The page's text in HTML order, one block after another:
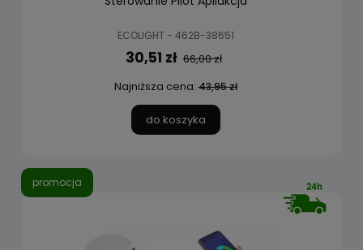
ECOLIGHT - 462B-38651
30,51 zł 66,00 zł
Najniższa cena:43,95 zł
do koszyka
promocja